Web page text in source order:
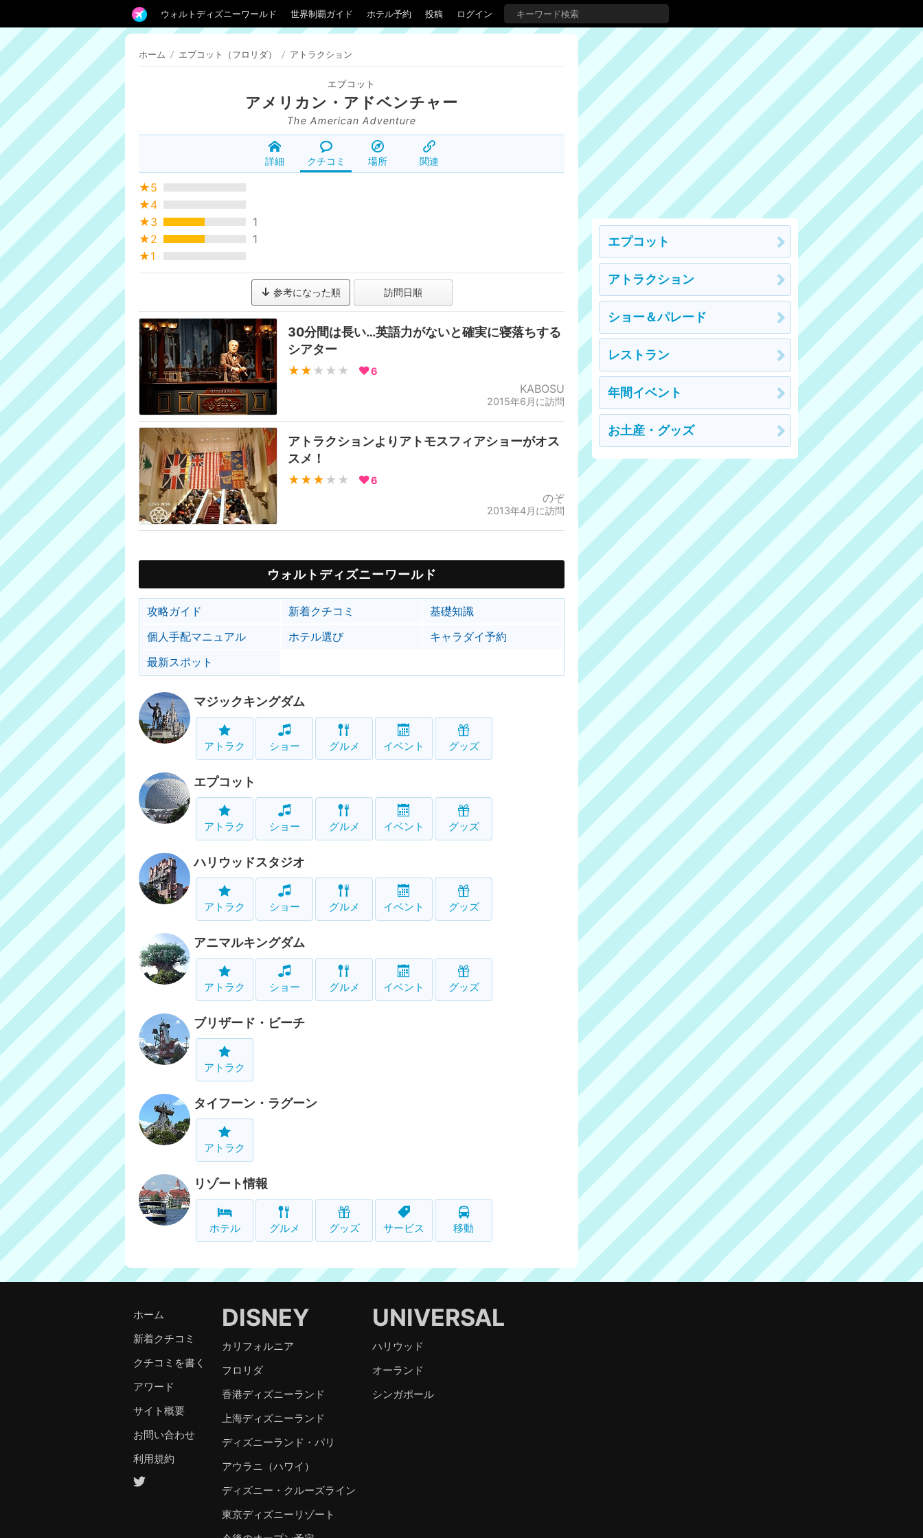
ウォルトディズニーワールド 世界制覇ガイド ホテル予約 投稿 ログイン
ホーム / エプコット（フロリダ） / アトラクション
エプコット
アメリカン・アドベンチャー
The American Adventure
詳細 クチコミ 場所 関連
★5
★4
★3
1
★2
1
★1
参考になった順 訪問日順
30分間は長い…英語力がないと確実に寝落ちする
シアター
★★ ★★★ 6
KABOSU
2015年6月に訪問
アトラクションよりアトモスフィアショーがオス
スメ！
★★★ ★★ 6
のぞ
2013年4月に訪問
ウォルトディズニーワールド
攻略ガイド 新着クチコミ
基礎知識
個人手配マニュアル
ホテル選び
キャラダイ予約
最新スポット
マジックキングダム
アトラク ショー グルメ イベント グッズ
エプコット
アトラク ショー グルメ イベント グッズ
ハリウッドスタジオ
アトラク ショー グルメ イベント グッズ
アニマルキングダム
アトラク ショー グルメ イベント グッズ
ブリザード・ビーチ
アトラク
タイフーン・ラグーン
アトラク
リゾート情報
ホテル グルメ グッズ サービス 移動
エプコット
アトラクション
ショー＆パレード
レストラン
年間イベント
お土産・グッズ
ホーム
新着クチコミ
クチコミを書く
アワード
サイト概要
お問い合わせ
利用規約
DISNEY
カリフォルニア
フロリダ
香港ディズニーランド
上海ディズニーランド
ディズニーランド・パリ
アウラニ（ハワイ）
ディズニー・クルーズライン
東京ディズニーリゾート
UNIVERSAL
ハリウッド
オーランド
シンガポール